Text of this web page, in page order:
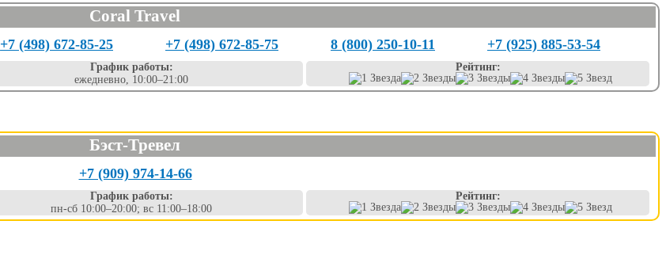
Coral Travel
+7 (498) 672-85-25 +7 (498) 672-85-75 8 (800) 250-10-11 +7 (925) 885-53-54
График работы:
ежедневно, 10:00–21:00
Рейтинг:
Бэст-Тревел
+7 (909) 974-14-66
График работы:
пн-сб 10:00–20:00; вс 11:00–18:00
Рейтинг: